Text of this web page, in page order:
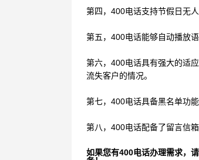
第四， 400电话支持节假日无
第五， 400电话能够自动播放
第六， 400电话具有强大的适
流失客户的情况。
第七， 400电话具备黑名单功
第八， 400电话配备了留言信
如果您有400电话办理需求，